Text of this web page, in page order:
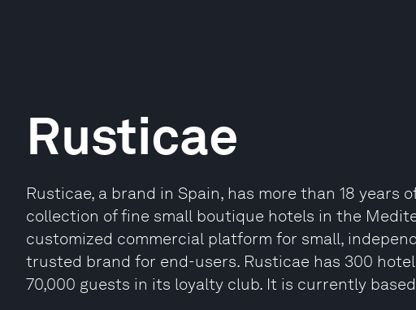
Rusticae
Rusticae, a brand in Spain, has more than 18 years
collection of fine small boutique hotels in the
customized commercial platform for small,
trusted brand for end-users. Rusticae has 300
70,000 guests in its loyalty club. It is currently